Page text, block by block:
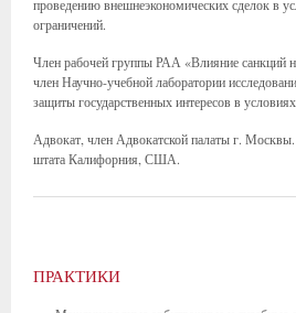
проведению внешнеэкономических сделок в
ограничений.
Член рабочей группы РАА «Влияние санкций
член Научно-учебной лаборатории
защиты государственных интересов в
Адвокат, член Адвокатской палаты г.
штата Калифорния, США.
ПРАКТИКИ